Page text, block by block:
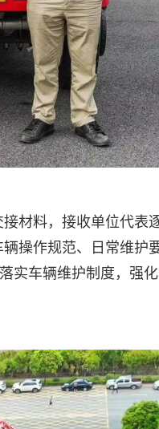
材料，接收单位代表
操作规范、日常维护
实车辆维护制度，强